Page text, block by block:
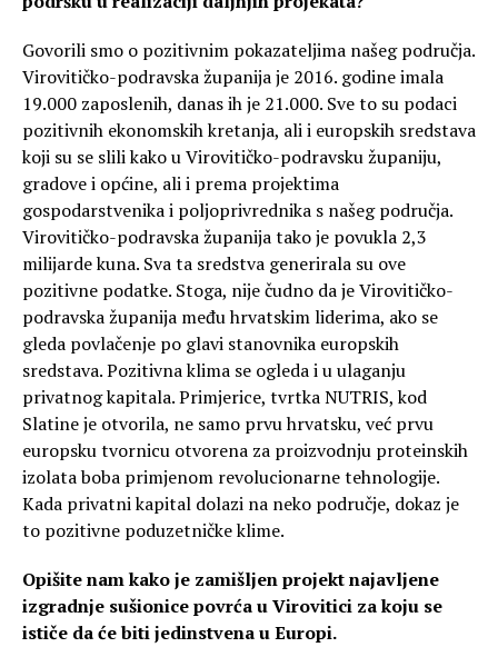
Govorili smo o pozitivnim pokazateljima našeg područja.
Virovitičko-podravska županija je 2016. godine imala
19.000 zaposlenih, danas ih je 21.000. Sve to su podaci
pozitivnih ekonomskih kretanja, ali i europskih sredstava
koji su se slili kako u Virovitičko-podravsku županiju,
gradove i općine, ali i prema projektima
gospodarstvenika i poljoprivrednika s našeg područja.
Virovitičko-podravska županija tako je povukla 2,3
milijarde kuna. Sva ta sredstva generirala su ove
pozitivne podatke. Stoga, nije čudno da je Virovitičko-
podravska županija među hrvatskim liderima, ako se
gleda povlačenje po glavi stanovnika europskih
sredstava. Pozitivna klima se ogleda i u ulaganju
privatnog kapitala. Primjerice, tvrtka NUTRIS, kod
Slatine je otvorila, ne samo prvu hrvatsku, već prvu
europsku tvornicu otvorena za proizvodnju proteinskih
izolata boba primjenom revolucionarne tehnologije.
Kada privatni kapital dolazi na neko područje, dokaz je
to pozitivne poduzetničke klime.
Opišite nam kako je zamišljen projekt najavljene
izgradnje sušionice povrća u Virovitici za koju se
ističe da će biti jedinstvena u Europi.